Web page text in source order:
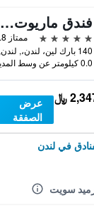
فندق ماريوت لندن بارك لاين
5 نجوم
ممتاز 8.8
0.0 كيلومتر عن وسط المدينة
﷼
عرض
الصفقة
في لندن
سويت